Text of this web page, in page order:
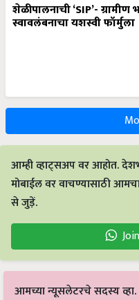
शेळीपालनाची ‘SIP’-
स्वावलंबनाचा यशस्वी फॉर्मुला
आम्ही व्हाट्सअप वर आहोत.
मोबाईल वर वाचण्यासाठी
से जुड़ें.
आमच्या न्यूसलेटरचे सदस्य